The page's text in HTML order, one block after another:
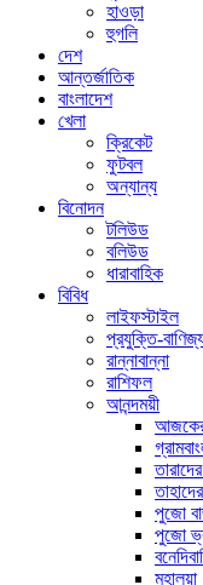
হাওড়া
হুগলি
দেশ
আন্তর্জাতিক
বাংলাদেশ
খেলা
ক্রিকেট
ফুটবল
অন্যান্য
বিনোদন
টলিউড
বলিউড
ধারাবাহিক
বিবিধ
লাইফস্টাইল
প্রযুক্তি-
রান্নাবান্না
রাশিফল
আনন্দময়ী
পুজো
পুজো
মহালয়া